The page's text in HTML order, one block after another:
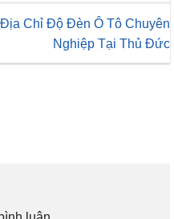
Địa Chỉ Độ Đèn Ô Tô Chuyên
Nghiệp Tại Thủ Đức